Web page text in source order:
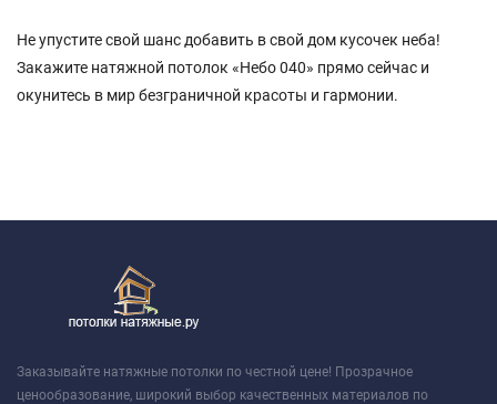
Не упустите свой шанс добавить в свой дом кусочек неба!
Закажите натяжной потолок «Небо 040» прямо сейчас и
окунитесь в мир безграничной красоты и гармонии.
Заказывайте натяжные потолки по честной цене! Прозрачное
ценообразование, широкий выбор качественных материалов по